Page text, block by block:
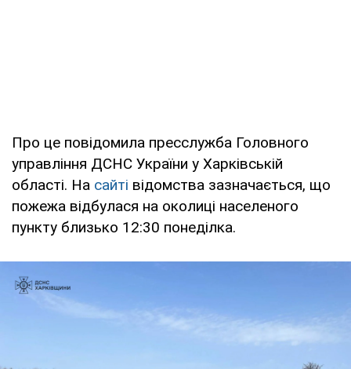
Про це повідомила пресслужба Головного
управління ДСНС України у Харківській
області. На сайті відомства зазначається, що
пожежа відбулася на околиці населеного
пункту близько 12:30 понеділка.